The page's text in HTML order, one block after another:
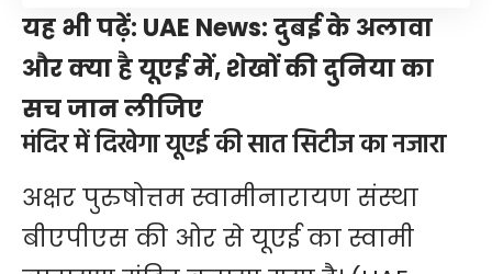
यह भी पढ़ें: UAE News: दुबई के अलावा
और क्या है यूएई में, शेखों की दुनिया का
सच जान लीजिए
मंदिर में दिखेगा यूएई की सात सिटीज का नजारा
अक्षर पुरुषोत्तम स्वामीनारायण संस्था
बीएपीएस की ओर से यूएई का स्वामी